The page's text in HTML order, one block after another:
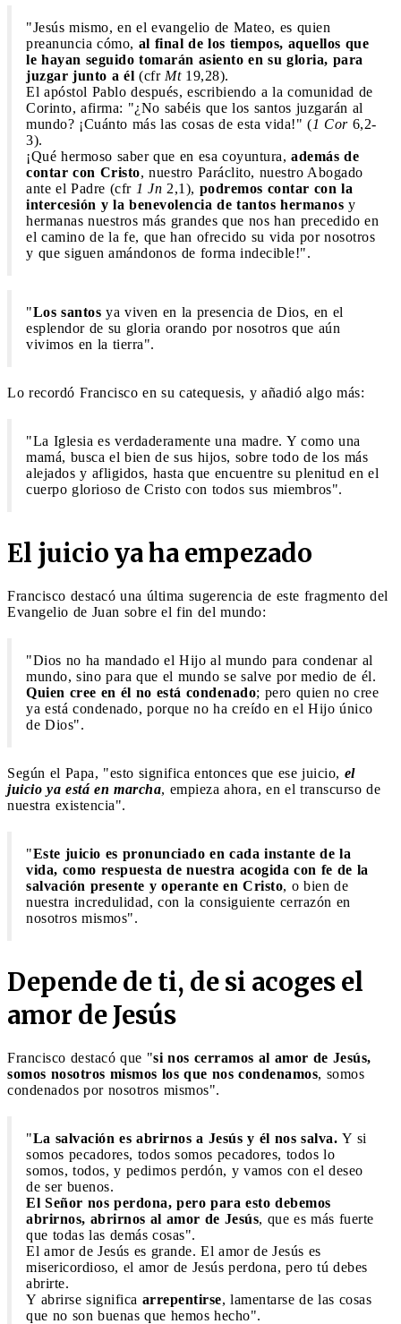
"Jesús mismo, en el evangelio de Mateo, es quien
preanuncia cómo, al final de los tiempos, aquellos que
le hayan seguido tomarán asiento en su gloria, para
juzgar junto a él (cfr Mt19,28).
El apóstol Pablo después, escribiendo a la comunidad de
Corinto, afirma: "¿No sabéis que los santos juzgarán al
mundo? ¡Cuánto más las cosas de esta vida!" (1 Cor6,2-
3).
¡Qué hermoso saber que en esa coyuntura, además de
contar con Cristo, nuestro Paráclito, nuestro Abogado
ante el Padre (cfr 1 Jn 2,1), podremos contar con la
intercesión y la benevolencia de tantos hermanos y
hermanas nuestros más grandes que nos han precedido en
el camino de la fe, que han ofrecido su vida por nosotros
y que siguen amándonos de forma indecible!".
"Los santos ya viven en la presencia de Dios, en el
esplendor de su gloria orando por nosotros que aún
vivimos en la tierra".
Lo recordó Francisco en su catequesis, y añadió algo más:
"La Iglesia es verdaderamente una madre. Y como una
mamá, busca el bien de sus hijos, sobre todo de los más
alejados y afligidos, hasta que encuentre su plenitud en el
cuerpo glorioso de Cristo con todos sus miembros".
El juicio ya ha empezado
Francisco destacó una última sugerencia de este fragmento del
Evangelio de Juan sobre el fin del mundo:
"Dios no ha mandado el Hijo al mundo para condenar al
mundo, sino para que el mundo se salve por medio de él.
Quien cree en él no está condenado; pero quien no cree
ya está condenado, porque no ha creído en el Hijo único
de Dios".
Según el Papa, "esto significa entonces que ese juicio, el
juicio ya está en marcha, empieza ahora, en el transcurso de
nuestra existencia".
"Este juicio es pronunciado en cada instante de la
vida, como respuesta de nuestra acogida con fe de la
salvación presente y operante en Cristo, o bien de
nuestra incredulidad, con la consiguiente cerrazón en
nosotros mismos".
Depende de ti, de si acoges el
amor de Jesús
Francisco destacó que "si nos cerramos al amor de Jesús,
somos nosotros mismos los que nos condenamos, somos
condenados por nosotros mismos".
"La salvación es abrirnos a Jesús y él nos salva. Y si
somos pecadores, todos somos pecadores, todos lo
somos, todos, y pedimos perdón, y vamos con el deseo
de ser buenos.
El Señor nos perdona, pero para esto debemos
abrirnos, abrirnos al amor de Jesús, que es más fuerte
que todas las demás cosas".
El amor de Jesús es grande. El amor de Jesús es
misericordioso, el amor de Jesús perdona, pero tú debes
abrirte.
Y abrirse significa arrepentirse, lamentarse de las cosas
que no son buenas que hemos hecho".